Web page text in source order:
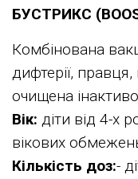
БУСТРИКС
Комбінована
дифтерії,
очищена
Вік: діти від 4-х
вікових
Кількість доз:-